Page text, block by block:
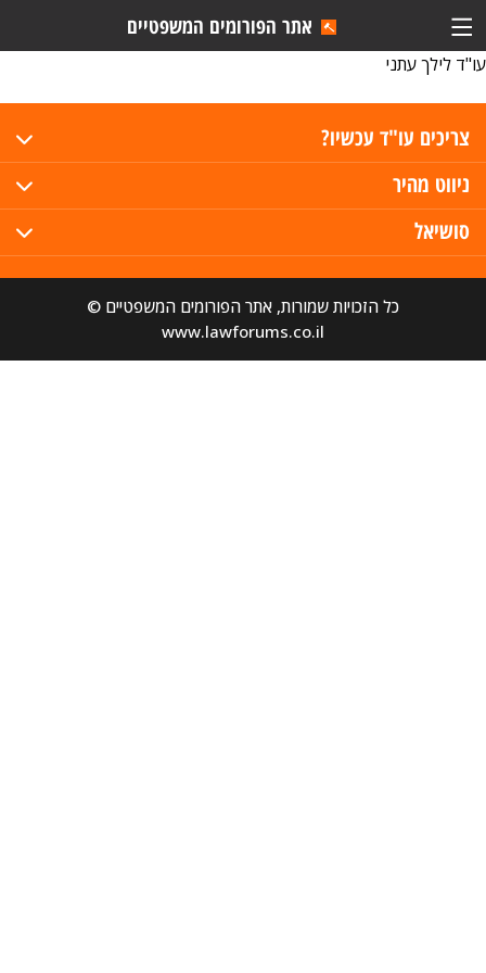
אתר הפורומים המשפטיים
עו"ד לילך עתני
צריכים עו"ד עכשיו?
ניווט מהיר
סושיאל
כל הזכויות שמורות, אתר הפורומים המשפטיים ©
www.lawforums.co.il